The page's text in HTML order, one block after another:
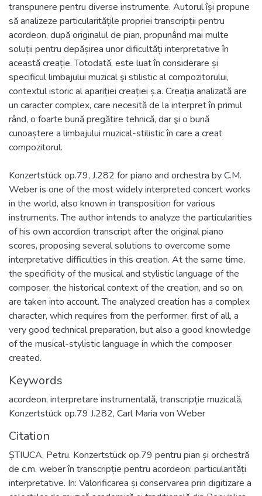
transpunere pentru diverse instrumente. Autorul își propune
să analizeze particularitățile propriei transcripții pentru
acordeon, după originalul de pian, propunând mai multe
soluții pentru depășirea unor dificultăți interpretative în
această creație. Totodată, este luat în considerare și
specificul limbajului muzical şi stilistic al compozitorului,
contextul istoric al apariției creației ș.a. Creația analizată are
un caracter complex, care necesită de la interpret în primul
rând, o foarte bună pregătire tehnică, dar şi o bună
cunoaștere a limbajului muzical-stilistic în care a creat
compozitorul.
Konzertstück op.79, J.282 for piano and orchestra by C.M.
Weber is one of the most widely interpreted concert works
in the world, also known in transposition for various
instruments. The author intends to analyze the particularities
of his own accordion transcript after the original piano
scores, proposing several solutions to overcome some
interpretative difficulties in this creation. At the same time,
the specificity of the musical and stylistic language of the
composer, the historical context of the creation, and so on,
are taken into account. The analyzed creation has a complex
character, which requires from the performer, first of all, a
very good technical preparation, but also a good knowledge
of the musical-stylistic language in which the composer
created.
Keywords
acordeon, interpretare instrumentală, transcripție muzicală,
Konzertstück op.79 J.282, Carl Maria von Weber
Citation
ȘTIUCA, Petru. Konzertstück op.79 pentru pian și orchestră
de c.m. weber în transcripție pentru acordeon: particularități
interpretative. In: Valorificarea și conservarea prin digitizare a